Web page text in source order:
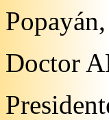
Doctor